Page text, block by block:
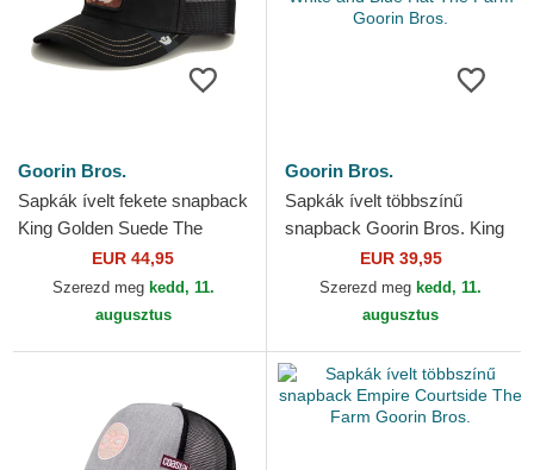
Goorin Bros.
Sapkák ívelt fekete snapback
King Golden Suede The
Farm Goorin Bros.
EUR 44,95
Szerezd meg kedd, 11.
augusztus
Goorin Bros.
Sapkák ívelt többszínű
snapback Goorin Bros. King
Team Tiger Original Recipe
Team Pride The Farm...
EUR 39,95
Szerezd meg kedd, 11.
augusztus